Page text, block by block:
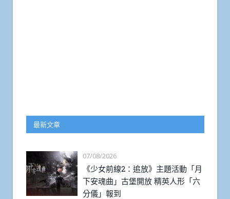
最新文章
07/08/2026
《少女前線2：追放》主題活動「月
下安魂曲」古堡開放 精英人形「六
分儀」報到